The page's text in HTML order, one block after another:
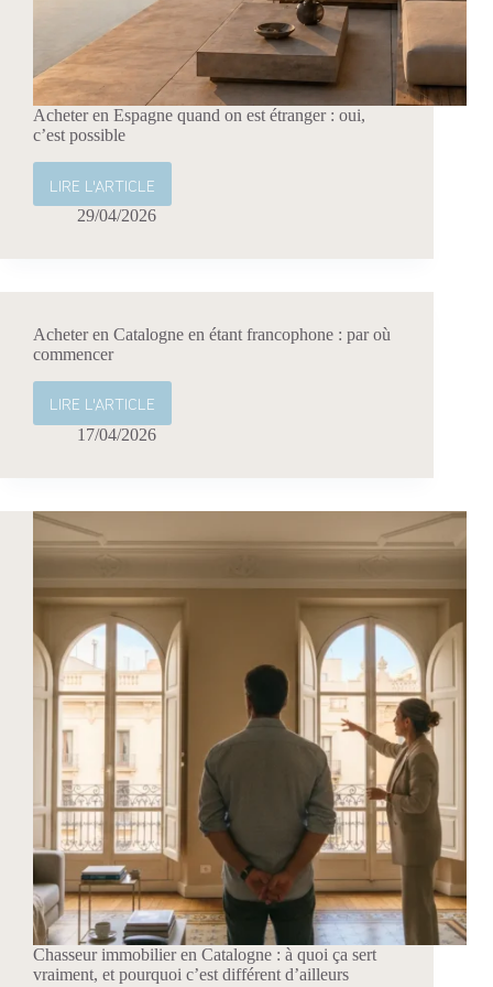
Acheter en Espagne quand on est étranger : oui,
c’est possible
LIRE L'ARTICLE
Acheter
en
on
étranger
:
oui,
c’est
possible
29/04/2026
Acheter en Catalogne en étant francophone : par où
commencer
LIRE L'ARTICLE
Acheter
en
étant
francophone
:
par
où
commencer
17/04/2026
Chasseur immobilier en Catalogne : à quoi ça sert
vraiment, et pourquoi c’est différent d’ailleurs